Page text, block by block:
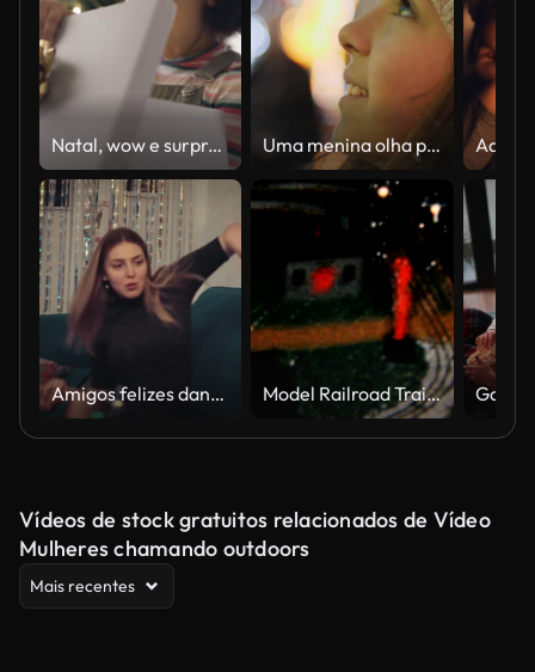
Natal, wow e surpresa com menina e presente na sala de estar para animado, celebração e feliz época festiva. Festa, felicidade e feriado com caixa de abertura da criança para presente, férias e Natal Uma menina olha para uma árvore de Natal em pé na Praça
Amigos felizes dançando ao ter comida em festa Model Railroad Train localizado sob a árvore de Natal - 1958 Vintage de Filme de 8 mm
Vídeos de stock gratuitos relacionados de Vídeo
Mulheres chamando outdoors
Mais recentes